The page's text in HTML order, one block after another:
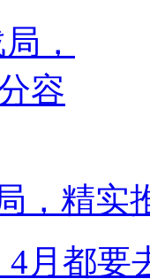
，精实